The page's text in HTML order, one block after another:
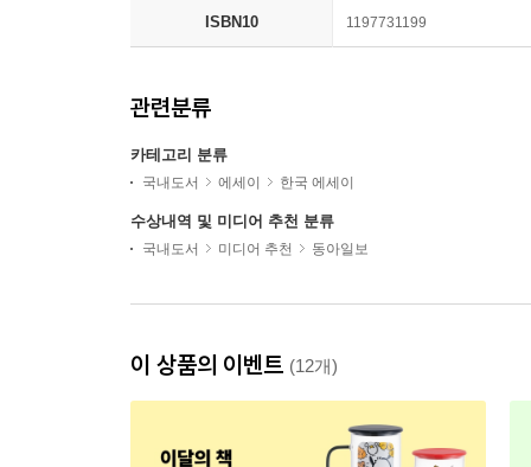
ISBN10 1197731199
관련분류
카테고리 분류
국내도서 에세이 한국 에세이
수상내역 및 미디어 추천 분류
국내도서 미디어 추천 동아일보
이 상품의 이벤트 (12개)